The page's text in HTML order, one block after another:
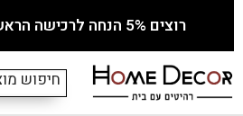
רוצים 5% הנחה לרכישה הראשונה? לחצו כאן!